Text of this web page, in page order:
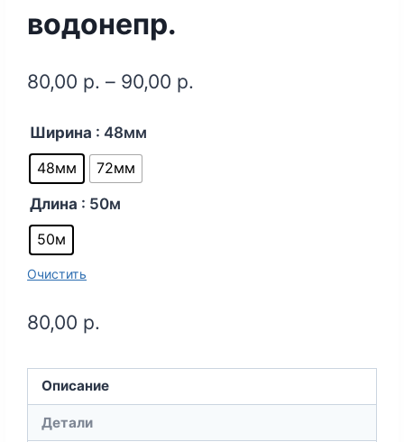
водонепр.
80,00 р. – 90,00 р.
Ширина : 48мм
48мм
72мм
Длина : 50м
50м
Очистить
80,00 р.
Описание
Детали